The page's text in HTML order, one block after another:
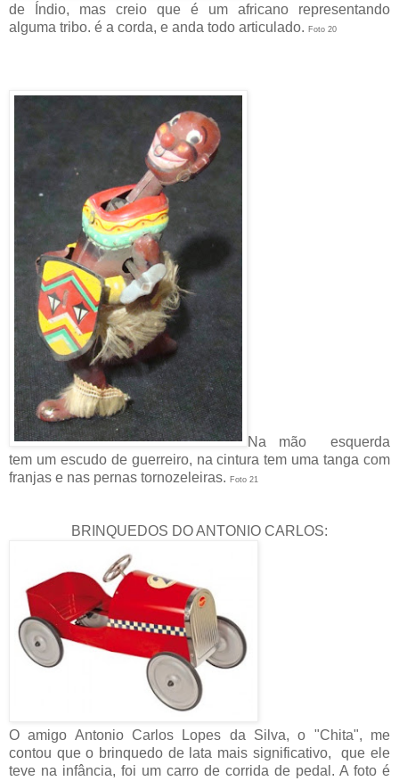
de Índio, mas creio que é um africano representando
alguma tribo. é a corda, e anda todo articulado. Foto 20
Na mão esquerda
tem um escudo de guerreiro, na cintura tem uma tanga com
franjas e nas pernas tornozeleiras. Foto 21
BRINQUEDOS DO ANTONIO CARLOS:
O amigo Antonio Carlos Lopes da Silva, o "Chita", me
contou que o brinquedo de lata mais significativo, que ele
teve na infância, foi um carro de corrida de pedal. A foto é